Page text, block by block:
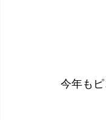
今年も